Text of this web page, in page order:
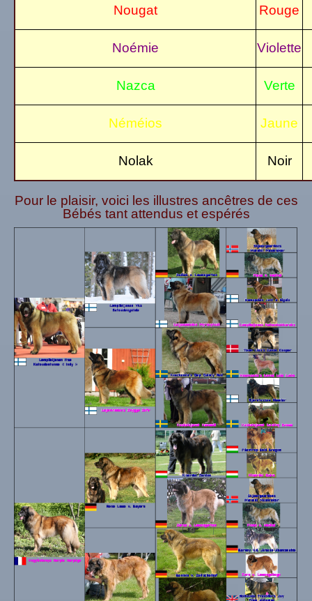
Nougat Rouge
Noémie Violette
Nazca Verte
Néméios Jaune
Nolak Noir
Pour le plaisir, voici les illustres ancêtres de ces
Bébés tant attendus et espérés